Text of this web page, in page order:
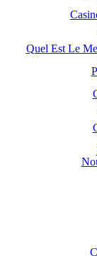
Quel Est Le